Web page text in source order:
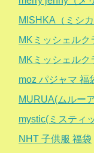
MISHKA（ミシ
MKミッシェルク
MKミッシェル
moz パジャマ 福
MURUA(ムルー
mystic(ミスティ
NHT 子供服 福袋